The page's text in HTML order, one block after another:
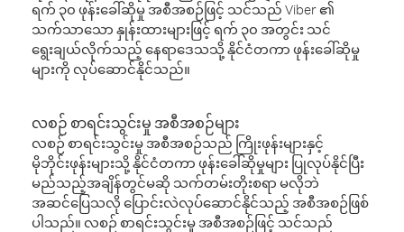
ရက် ၃၀ ဖုန်းခေါ်ဆိုမှု အစီအစဉ်ဖြင့် သင်သည် Viber ၏
သက်သာသော နှုန်းထားများဖြင့် ရက် ၃၀ အတွင်း သင်
ရွေးချယ်လိုက်သည့် နေရာဒေသသို့ နိုင်ငံတကာ ဖုန်းခေါ်ဆိုမှု
များကို လုပ်ဆောင်နိုင်သည်။
လစဉ် စာရင်းသွင်းမှု အစီအစဉ်များ
လစဉ် စာရင်းသွင်းမှု အစီအစဉ်သည် ကြိုးဖုန်းများနှင့်
မိုဘိုင်းဖုန်းများသို့ နိုင်ငံတကာ ဖုန်းခေါ်ဆိုမှုများ ပြုလုပ်နိုင်ပြီး
မည်သည့်အချိန်တွင်မဆို သက်တမ်းတိုးစရာ မလိုဘဲ
အဆင်ပြေသလို ပြောင်းလဲလုပ်ဆောင်နိုင်သည့် အစီအစဉ်ဖြစ်
ပါသည်။ လစဉ် စာရင်းသွင်းမှု အစီအစဉ်ဖြင့် သင်သည်